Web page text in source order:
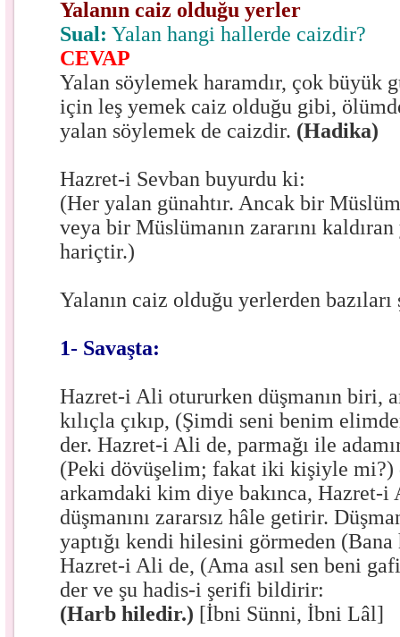
Yalanın caiz olduğu yerler
Sual: Yalan hangi hallerde caizdir?
CEVAP
Yalan söylemek haramdır, çok büyük
için leş yemek caiz olduğu gibi,
yalan söylemek de caizdir. (Hadika)
Hazret-i Sevban buyurdu ki:
(Her yalan günahtır. Ancak bir
veya bir Müslümanın zararını
hariçtir.)
Yalanın caiz olduğu yerlerden bazıları
1- Savaşta:
Hazret-i Ali otururken düşmanın biri,
kılıçla çıkıp, (Şimdi seni benim
der. Hazret-i Ali de, parmağı ile
(Peki dövüşelim; fakat iki kişiyle mi?)
arkamdaki kim diye bakınca, Hazret-i
düşmanını zararsız hâle getirir.
yaptığı kendi hilesini görmeden (Bana
Hazret-i Ali de, (Ama asıl sen beni
der ve şu hadis-i şerifi bildirir:
(Harb hiledir.) [İbni Sünni, İbni Lâl]